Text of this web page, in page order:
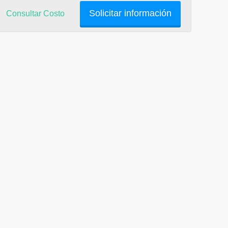
Solicitar información
Consultar Costo